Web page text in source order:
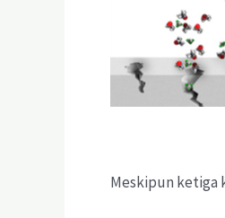
Meskipun ketiga